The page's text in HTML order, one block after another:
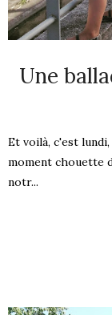
Une
Et voilà, c'est
moment chouette
notr...